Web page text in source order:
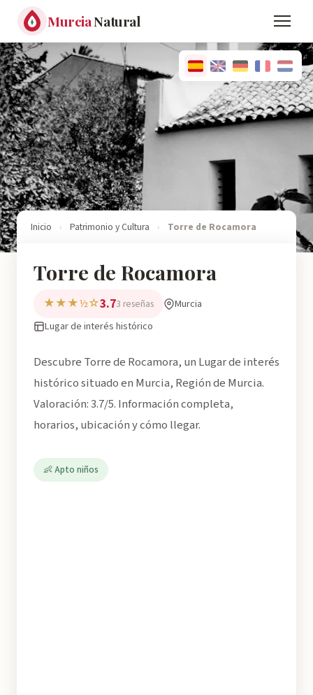
MurciaNatural
Inicio › Patrimonio y Cultura › Torre de Rocamora
Torre de Rocamora
★★★½☆3.73 reseñas
Murcia
Lugar de interés histórico
Descubre Torre de Rocamora, un Lugar de interés
histórico situado en Murcia, Región de Murcia.
Valoración: 3.7/5. Información completa,
horarios, ubicación y cómo llegar.
👶 Apto niños